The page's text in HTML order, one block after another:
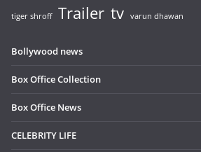
tiger shroff Trailer tv varun dhawan
Bollywood news
Box Office Collection
Box Office News
CELEBRITY LIFE